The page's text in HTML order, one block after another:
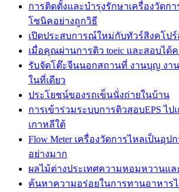
การติดตั้งและบำรุงรักษาเครื่องวัดก
โซนิคอย่างถูกวิธี
เปิดประสบการณ์ใหม่กับทัวร์สิงคโป
เมื่อคุณผ่านการติว toeic และสอบได้
รับจัดโต๊ะจีนนอกสถานที่ งานบุญ งา
ในที่เดียว
ประโยชน์ของรถเข็นนั่งถ่ายในบ้าน
การเข้าร่วมระบบการติวสอบEPS ไ
เกาหลีใต้
Flow Meter เครื่องวัดการไหลเป็น
อย่างมาก
ผลไม้ต่างประเทศความหอมหวานแ
ค้นหาความอร่อยในการทานอาหาร